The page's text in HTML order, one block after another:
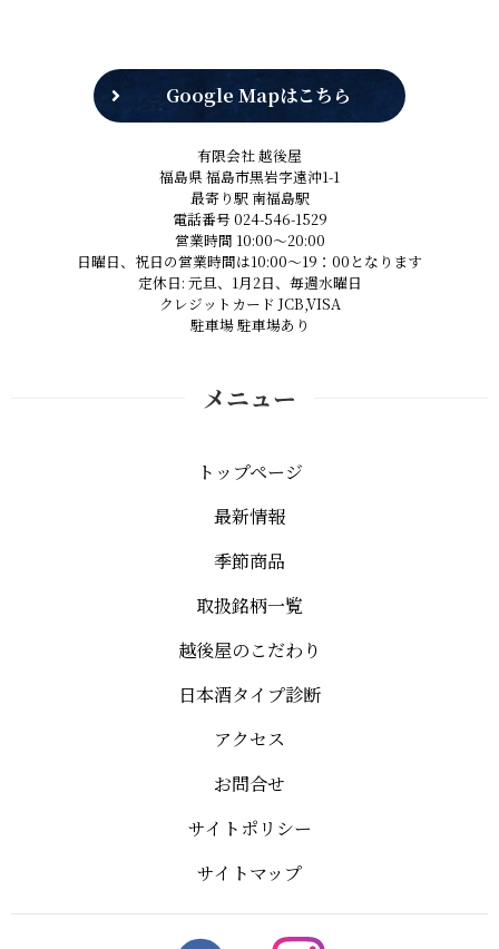
Google Mapはこちら
有限会社 越後屋
福島県 福島市黒岩字遠沖1-1
最寄り駅 南福島駅
電話番号 024-546-1529
営業時間 10:00～20:00
日曜日、祝日の営業時間は10:00～19：00となります
定休日: 元旦、1月2日、毎週水曜日
クレジットカード JCB,VISA
駐車場 駐車場あり
メニュー
トップページ
最新情報
季節商品
取扱銘柄一覧
越後屋のこだわり
日本酒タイプ診断
アクセス
お問合せ
サイトポリシー
サイトマップ